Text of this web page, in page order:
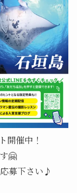
開催中！
🤗
募下さい♪